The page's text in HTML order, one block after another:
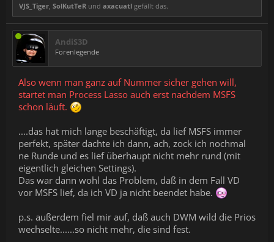
VJS_Tiger SolKutTeR und axacuatl gefällt das.
AndiS3D
Forenlegende
Also wenn man ganz auf Nummer sicher gehen will,
startet man Process Lasso auch erst nachdem MSFS
schon läuft.
....das hat mich lange beschäftigt, da lief MSFS immer
perfekt, später dachte ich dann, ach, zock ich nochmal
ne Runde und es lief überhaupt nicht mehr rund (mit
eigentlich gleichen Settings).
Das war dann wohl das Problem, daß in dem Fall VD
vor MSFS lief, da ich VD ja nicht beendet habe.
p.s. außerdem fiel mir auf, daß auch DWM wild die Prios
wechselte......so nicht mehr, die sind fest.